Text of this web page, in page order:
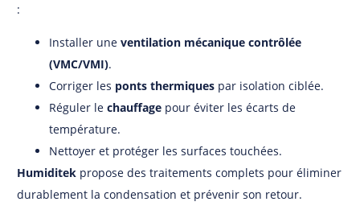
:
Installer une ventilation mécanique contrôlée
(VMC/VMI).
Corriger les ponts thermiques par isolation ciblée.
Réguler le chauffage pour éviter les écarts de
température.
Nettoyer et protéger les surfaces touchées.
Humiditek propose des traitements complets pour éliminer
durablement la condensation et prévenir son retour.